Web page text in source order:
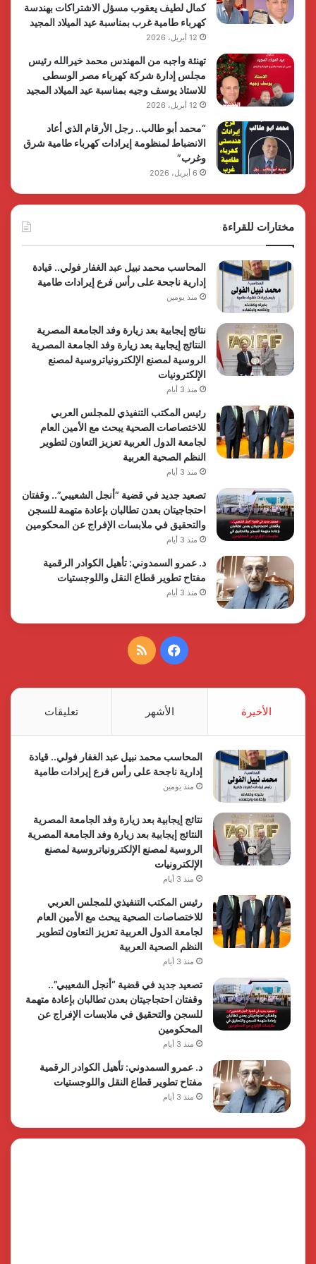
كمال لطيف يعقوب مسؤل الاشتراكات بهندسة
كهرباء طامية غرب بمناسبة عيد الميلاد المجيد
12 أبريل، 2026
تهنئة واجبه من المهندس محمد خيرالله رئيس
مجلس إدارة شركة كهرباء مصر الوسطى
للاستاذ يوسف وجيه بمناسبة عيد الميلاد المجيد
12 أبريل، 2026
“محمد أبو طالب.. رجل الأرقام الذي أعاد
الانضباط لمنظومة إيرادات كهرباء طامية شرق
وغرب”
6 أبريل، 2026
مختارات للقراءة
المحاسب محمد نبيل عبد الغفار فولي.. قيادة
إدارية ناجحة على رأس فرع إيرادات طامية
منذ يومين
نتائج إيجابية بعد زيارة وفد الجامعة المصرية
النتائج إيجابية بعد زيارة وفد الجامعة المصرية
الروسية لمصنع الإلكترونياتروسية لمصنع
الإلكترونيات
منذ 3 أيام
رئيس المكتب التنفيذي للمجلس العربي
للاختصاصات الصحية يبحث مع الأمين العام
لجامعة الدول العربية تعزيز التعاون لتطوير
النظم الصحية العربية
منذ 3 أيام
تصعيد جديد في قضية “أنجل الشعيبي”.. وقفتان
احتجاجيتان بعدن تطالبان بإعادة متهمة للسجن
والتحقيق في ملابسات الإفراج عن المحكومين
منذ 3 أيام
د. عمرو السمدوني: تأهيل الكوادر الرقمية
مفتاح تطوير قطاع النقل واللوجستيات
منذ 3 أيام
فيسبوكملخص
الأخيرة الأشهر تعليقات
المحاسب محمد نبيل عبد الغفار فولي.. قيادة
إدارية ناجحة على رأس فرع إيرادات طامية
منذ يومين
نتائج إيجابية بعد زيارة وفد الجامعة المصرية
النتائج إيجابية بعد زيارة وفد الجامعة المصرية
الروسية لمصنع الإلكترونياتروسية لمصنع
الإلكترونيات
منذ 3 أيام
رئيس المكتب التنفيذي للمجلس العربي
للاختصاصات الصحية يبحث مع الأمين العام
لجامعة الدول العربية تعزيز التعاون لتطوير
النظم الصحية العربية
منذ 3 أيام
تصعيد جديد في قضية “أنجل الشعيبي”..
وقفتان احتجاجيتان بعدن تطالبان بإعادة متهمة
للسجن والتحقيق في ملابسات الإفراج عن
المحكومين
منذ 3 أيام
د. عمرو السمدوني: تأهيل الكوادر الرقمية
مفتاح تطوير قطاع النقل واللوجستيات
منذ 3 أيام